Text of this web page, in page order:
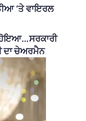
‘ਤੇ ਵਾਇਰਲ
ਹੋਇਆ…ਸਰਕਾਰੀ
ਦਾ ਚੇਅਰਮੈਨ